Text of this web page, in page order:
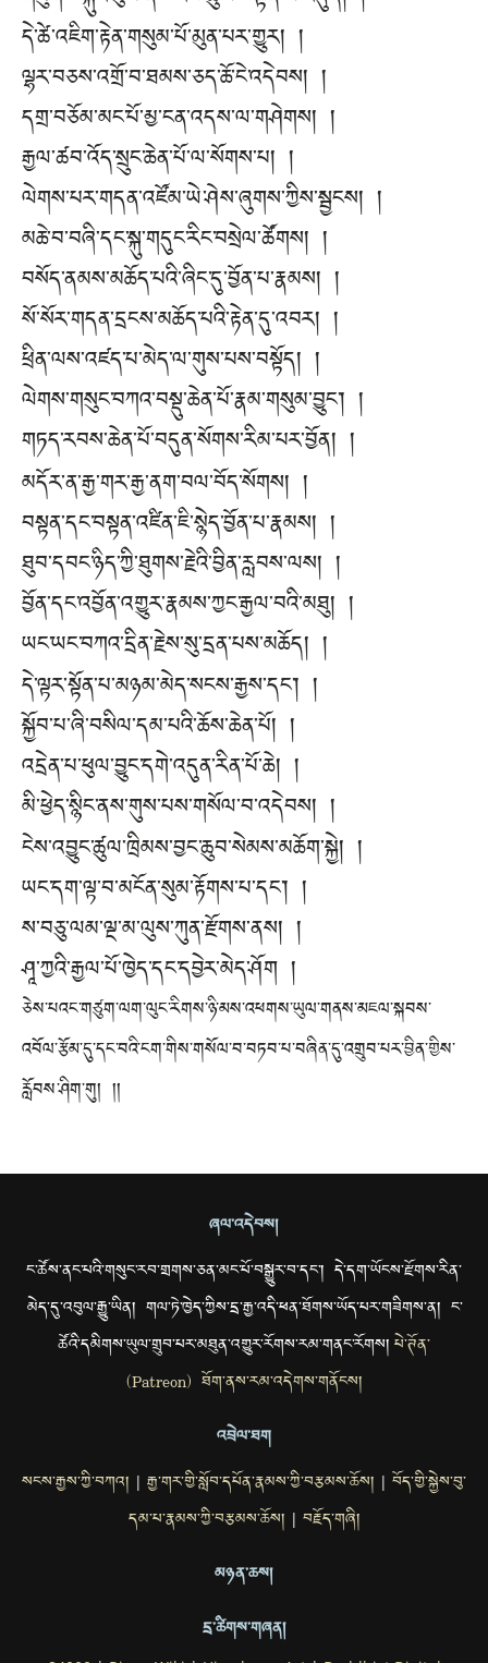
དེ་ཚེ་འཇིག་རྟེན་གསུམ་པོ་མུན་པར་གྱུར། །
ལྷར་བཅས་འགྲོ་བ་ཐམས་ཅད་ཆོ་ངེ་འདེབས། །
དགྲ་བཅོམ་མང་པོ་མྱ་ངན་འདས་ལ་གཤེགས། །
རྒྱལ་ཚབ་འོད་སྲུང་ཆེན་པོ་ལ་སོགས་པ། །
ལེགས་པར་གདན་འཛོམ་ཡེ་ཤེས་ཞུགས་ཀྱིས་སྦྱངས། །
མཆེ་བ་བཞི་དང་སྐུ་གདུང་རིང་བསྲེལ་ཚོགས། །
བསོད་ནམས་མཆོད་པའི་ཞིང་དུ་བྱོན་པ་རྣམས། །
སོ་སོར་གདན་དྲངས་མཆོད་པའི་རྟེན་དུ་འབར། །
ཕྲིན་ལས་འཛད་པ་མེད་ལ་གུས་པས་བསྟོད། །
ལེགས་གསུང་བཀའ་བསྡུ་ཆེན་པོ་རྣམ་གསུམ་བྱུང་། །
གཏད་རབས་ཆེན་པོ་བདུན་སོགས་རིམ་པར་བྱོན། །
མདོར་ན་རྒྱ་གར་རྒྱ་ནག་བལ་བོད་སོགས། །
བསྟན་དང་བསྟན་འཛིན་ཇི་སྙེད་བྱོན་པ་རྣམས། །
ཐུབ་དབང་ཉིད་ཀྱི་ཐུགས་རྗེའི་བྱིན་རླབས་ལས། །
བྱོན་དང་འབྱོན་འགྱུར་རྣམས་ཀྱང་རྒྱལ་བའི་མཐུ། །
ཡང་ཡང་བཀའ་དྲིན་རྗེས་སུ་དྲན་པས་མཆོད། །
དེ་ལྟར་སྟོན་པ་མཉམ་མེད་སངས་རྒྱས་དང་། །
སྐྱོབ་པ་ཞི་བསིལ་དམ་པའི་ཆོས་ཆེན་པོ། །
འདྲེན་པ་ཕུལ་བྱུང་དགེ་འདུན་རིན་པོ་ཆེ། །
མི་ཕྱེད་སྙིང་ནས་གུས་པས་གསོལ་བ་འདེབས། །
ངེས་འབྱུང་ཚུལ་ཁྲིམས་བྱང་ཆུབ་སེམས་མཆོག་སྐྱེ། །
ཡང་དག་ལྟ་བ་མངོན་སུམ་རྟོགས་པ་དང་། །
ས་བཅུ་ལམ་ལྔ་མ་ལུས་ཀུན་རྫོགས་ནས། །
ཤཱ་ཀྱའི་རྒྱལ་པོ་ཁྱེད་དང་དབྱེར་མེད་ཤོག །
ཅེས་པའང་གཙུག་ལག་ལུང་རིགས་ཉི་མས་འཕགས་ཡུལ་གནས་མཇལ་སྐབས་
འབོལ་རྩོམ་དུ་དང་བའི་ངག་གིས་གསོལ་བ་བཏབ་པ་བཞིན་དུ་འགྲུབ་པར་བྱིན་གྱིས་
རློབས་ཤིག་གུ། །།
ཞལ་འདེབས།
ང་ཚོས་ནང་པའི་གསུང་རབ་གྲགས་ཅན་མང་པོ་བསྒྱུར་བ་དང་། དེ་དག་ཡོངས་རྫོགས་རིན་
མེད་དུ་འབུལ་རྒྱུ་ཡིན། གལ་ཏེ་ཁྱེད་ཀྱིས་དྲ་རྒྱ་འདི་ཕན་ཐོགས་ཡོད་པར་གཟིགས་ན། ང་
ཚོའི་དམིགས་ཡུལ་གྲུབ་པར་མཐུན་འགྱུར་རོགས་རམ་གནང་རོགས།པེ་ཊོན་
(Patreon) ཐོག་ནས་རམ་འདེགས་གནོངས།
འབྲེལ་ཐག
སངས་རྒྱས་ཀྱི་བཀའ། | རྒྱ་གར་གྱི་སློབ་དཔོན་རྣམས་ཀྱི་བརྩམས་ཆོས། | བོད་གྱི་སྐྱེས་བུ་
དམ་པ་རྣམས་ཀྱི་བརྩམས་ཆོས། | བརྗོད་གཞི།
མཉན་ཆས།
དྲ་ཚིགས་གཞན།